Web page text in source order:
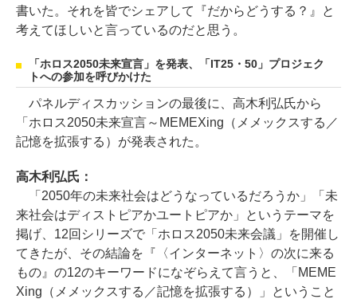
書いた。それを皆でシェアして『だからどうする？』と
考えてほしいと言っているのだと思う。
「ホロス2050未来宣言」を発表、「IT25・50」プロジェク
トへの参加を呼びかけた
パネルディスカッションの最後に、高木利弘氏から
「ホロス2050未来宣言～MEMEXing（メメックスする／
記憶を拡張する）が発表された。
高木利弘氏：
「2050年の未来社会はどうなっているだろうか」「未
来社会はディストピアかユートピアか」というテーマを
掲げ、12回シリーズで「ホロス2050未来会議」を開催し
てきたが、その結論を『〈インターネット〉の次に来る
もの』の12のキーワードになぞらえて言うと、「MEME
Xing（メメックスする／記憶を拡張する）」ということ